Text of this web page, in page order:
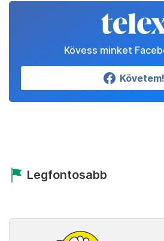
Kövess minket
Követem!
Legfontosabb